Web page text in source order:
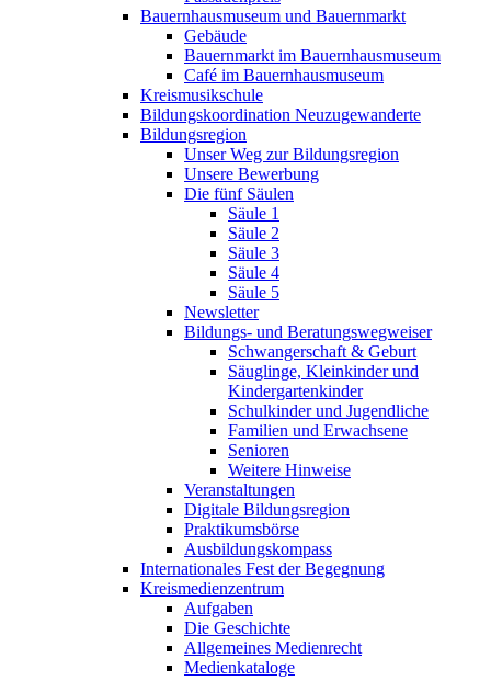
Bauernhausmuseum und Bauernmarkt
Gebäude
Bauernmarkt im Bauernhausmuseum
Café im Bauernhausmuseum
Kreismusikschule
Bildungskoordination Neuzugewanderte
Bildungsregion
Unser Weg zur Bildungsregion
Unsere Bewerbung
Die fünf Säulen
Säule 1
Säule 2
Säule 3
Säule 4
Säule 5
Newsletter
Bildungs- und Beratungswegweiser
Schwangerschaft & Geburt
Säuglinge, Kleinkinder und
Kindergartenkinder
Schulkinder und Jugendliche
Familien und Erwachsene
Senioren
Weitere Hinweise
Veranstaltungen
Digitale Bildungsregion
Praktikumsbörse
Ausbildungskompass
Internationales Fest der Begegnung
Kreismedienzentrum
Aufgaben
Die Geschichte
Allgemeines Medienrecht
Medienkataloge